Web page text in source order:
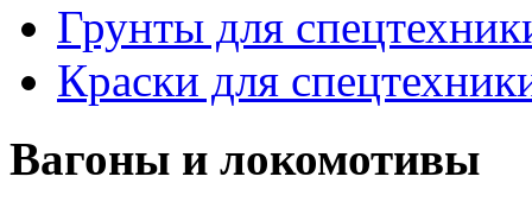
Грунты для
Краски для
Вагоны и локомотивы